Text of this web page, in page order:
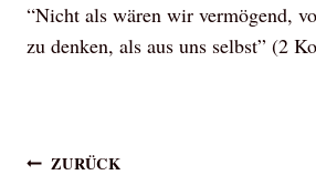
“Nicht als wären wir vermögend,
zu denken, als aus uns selbst” (2
ZURÜCK